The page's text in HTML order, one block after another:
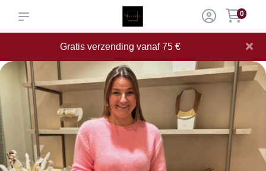
0
Gratis verzending vanaf 75 € ×